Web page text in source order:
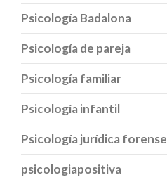
Psicología Badalona
Psicología de pareja
Psicología familiar
Psicología infantil
Psicología jurídica forense
psicologiapositiva